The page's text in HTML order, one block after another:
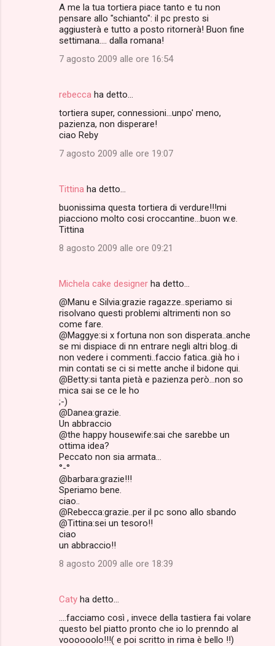
A me la tua tortiera piace tanto e tu non
pensare allo "schianto": il pc presto si
aggiusterà e tutto a posto ritornerà! Buon fine
settimana.... dalla romana!
7 agosto 2009 alle ore 16:54
rebecca ha detto…
tortiera super, connessioni...unpo' meno,
pazienza, non disperare!
ciao Reby
7 agosto 2009 alle ore 19:07
Tittina ha detto…
buonissima questa tortiera di verdure!!!mi
piacciono molto cosi croccantine...buon w.e.
Tittina
8 agosto 2009 alle ore 09:21
Michela cake designer ha detto…
@Manu e Silvia:grazie ragazze..speriamo si
risolvano questi problemi altrimenti non so
come fare.
@Maggye:si x fortuna non son disperata..anche
se mi dispiace di nn entrare negli altri blog..di
non vedere i commenti..faccio fatica..già ho i
min contati se ci si mette anche il bidone qui.
@Betty:si tanta pietà e pazienza però...non so
mica sai se ce le ho
;-)
@Danea:grazie.
Un abbraccio
@the happy housewife:sai che sarebbe un
ottima idea?
Peccato non sia armata...
°-°
@barbara:grazie!!!
Speriamo bene.
ciao..
@Rebecca:grazie..per il pc sono allo sbando
@Tittina:sei un tesoro!!
ciao
un abbraccio!!
8 agosto 2009 alle ore 18:39
Caty ha detto…
....facciamo così , invece della tastiera fai volare
questo bel piatto pronto che io lo prenndo al
voooooolo!!!( e poi scritto in rima è bello !!)